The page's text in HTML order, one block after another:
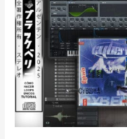
EMO
PLUGG
(prod.
mora)
[61]